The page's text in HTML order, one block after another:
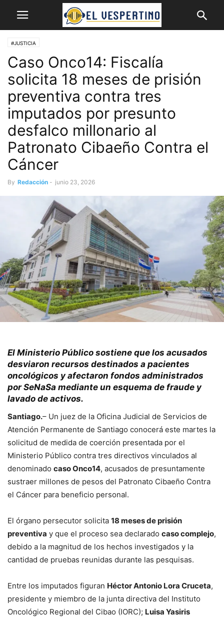
#JUSTICIA
Caso Onco14: Fiscalía
solicita 18 meses de prisión
preventiva contra tres
imputados por presunto
desfalco millonario al
Patronato Cibaeño Contra el
Cáncer
By Redacción - junio 23, 2026
El Ministerio Público sostiene que los acusados
desviaron recursos destinados a pacientes
oncológicos y afectaron fondos administrados
por SeNaSa mediante un esquema de fraude y
lavado de activos.
Santiago.– Un juez de la Oficina Judicial de Servicios de
Atención Permanente de Santiago conocerá este martes la
solicitud de medida de coerción presentada por el
Ministerio Público contra tres directivos vinculados al
denominado caso Onco14, acusados de presuntamente
sustraer millones de pesos del Patronato Cibaeño Contra
el Cáncer para beneficio personal.
El órgano persecutor solicita 18 meses de prisión
preventiva y que el proceso sea declarado caso complejo,
debido a la magnitud de los hechos investigados y la
cantidad de pruebas reunidas durante las pesquisas.
Entre los imputados figuran Héctor Antonio Lora Cruceta,
presidente y miembro de la junta directiva del Instituto
Oncológico Regional del Cibao (IORC); Luisa Yasiris